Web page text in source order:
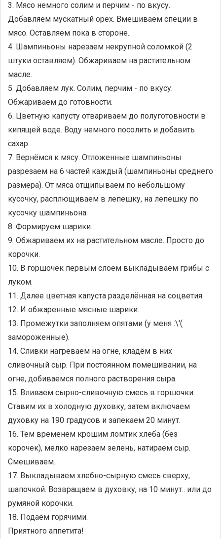
3. Мясо немного солим и перчим - по вкусу.
Добавляем мускатный орех. Вмешиваем специи в
мясо. Оставляем пока в стороне..
4. Шампиньоны нарезаем некрупной соломкой (2
штуки оставляем). Обжариваем на растительном
масле.
5. Добавляем лук. Солим, перчим - по вкусу.
Обжариваем до готовности.
6. Цветную капусту отвариваем до полуготовности в
кипящей воде. Воду немного посолить и добавить
сахар.
7. Вернёмся к мясу. Отложенные шампиньоны
разрезаем на 6 частей каждый (шампиньоны среднего
размера). От мяса отщипываем по небольшому
кусочку, расплющиваем в лепёшку, на лепёшку по
кусочку шампиньона.
8. Формируем шарики.
9. Обжариваем их на растительном масле. Просто до
корочки.
10. В горшочек первым слоем выкладываем грибы с
луком.
11. Далее цветная капуста разделённая на соцветия.
12. И обжаренные мясные шарики.
13. Промежутки заполняем опятами (у меня :\'(
замороженные).
14. Сливки нагреваем на огне, кладём в них
сливочный сыр. При постоянном помешивании, на
огне, добиваемся полного растворения сыра.
15. Вливаем сырно-сливочную смесь в горшочки.
Ставим их в холодную духовку, затем включаем
духовку на 190 градусов и запекаем 20 минут.
16. Тем временем крошим ломтик хлеба (без
корочек), мелко нарезаем зелень, натираем сыр.
Смешиваем.
17. Выкладываем хлебно-сырную смесь сверху,
шапочкой. Возвращаем в духовку, на 10 минут.. или до
румяной корочки.
18. Подаём горячими.
Приятного аппетита!